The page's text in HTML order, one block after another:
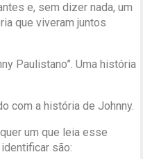
e, sem dizer nada, um
que viveram juntos
Paulistano”. Uma história
com a história de Johnny.
um que leia esse
são: